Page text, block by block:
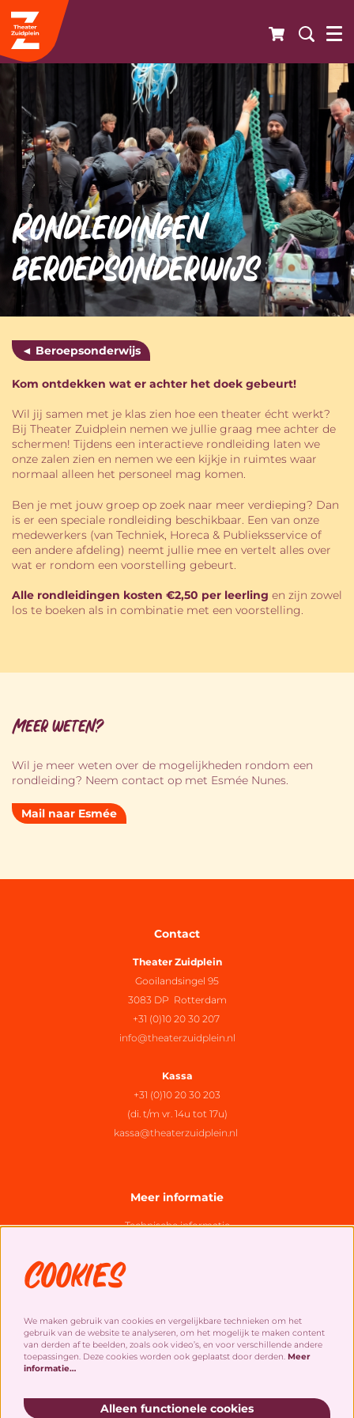
Rondleidingen
beroepsonderwijs
◄ Beroepsonderwijs
Kom ontdekken wat er achter het doek gebeurt!
Wil jij samen met je klas zien hoe een theater écht werkt?
Bij Theater Zuidplein nemen we jullie graag mee achter de
schermen! Tijdens een interactieve rondleiding laten we
onze zalen zien en nemen we een kijkje in ruimtes waar
normaal alleen het personeel mag komen.
Ben je met jouw groep op zoek naar meer verdieping? Dan
is er een speciale rondleiding beschikbaar. Een van onze
medewerkers (van Techniek, Horeca & Publieksservice of
een andere afdeling) neemt jullie mee en vertelt alles over
wat er rondom een voorstelling gebeurt.
Alle rondleidingen kosten €2,50 per leerling en zijn zowel
los te boeken als in combinatie met een voorstelling.
Meer weten?
Wil je meer weten over de mogelijkheden rondom een
rondleiding? Neem contact op met Esmée Nunes.
Mail naar Esmée
Contact
Theater Zuidplein
Gooilandsingel 95
3083 DP Rotterdam
+31 (0)10 20 30 207
info@theaterzuidplein.nl
Kassa
+31 (0)10 20 30 203
(di. t/m vr. 14u tot 17u)
kassa@theaterzuidplein.nl
Meer informatie
Technische informatie
Algemene bezoekersvoorwaarden
Cookies
Social Media
Cookies
We maken gebruik van cookies en vergelijkbare technieken om het
gebruik van de website te analyseren, om het mogelijk te maken content
van derden af te beelden, zoals ook video’s, en voor verschillende andere
toepassingen. Deze cookies worden ook geplaatst door derden. Meer
informatie…
Alleen functionele cookies